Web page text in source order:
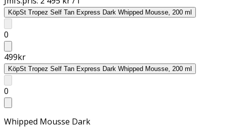
KöpSt Tropez Self Tan Express Dark Whipped Mousse, 200 ml
0
499kr
KöpSt Tropez Self Tan Express Dark Whipped Mousse, 200 ml
0
Whipped Mousse Dark